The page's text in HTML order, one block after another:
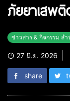
ภัยยาเสพติ
ข่าวสาร & กิจกรรม ส
27 มิ.ย. 2026
share